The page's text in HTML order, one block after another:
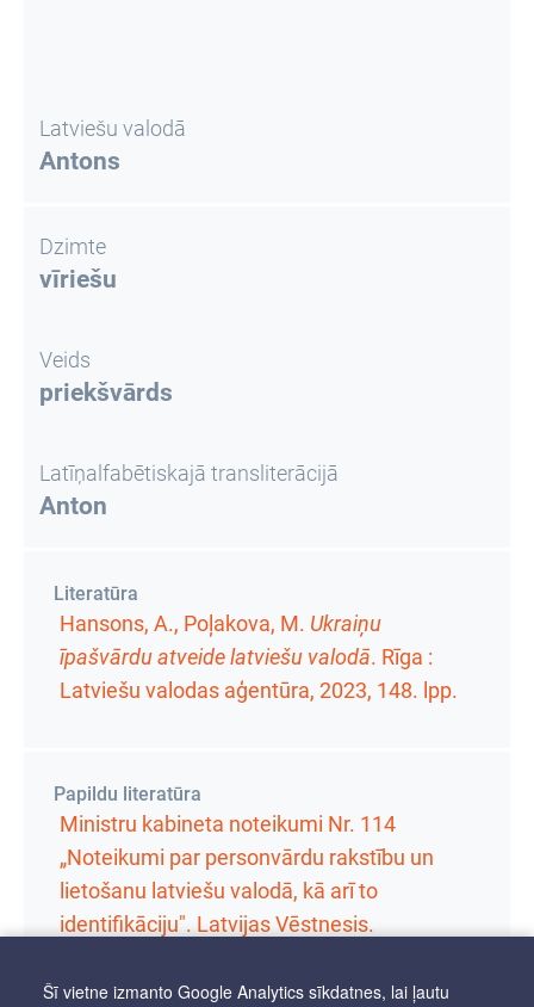
Latviešu valodā
Antons
Dzimte
vīriešu
Veids
priekšvārds
Latīņalfabētiskajā transliterācijā
Anton
Literatūra
Hansons, A., Poļakova, M. Ukraiņu
īpašvārdu atveide latviešu valodā. Rīga :
Latviešu valodas aģentūra, 2023, 148. lpp.
Papildu literatūra
Ministru kabineta noteikumi Nr. 114
„Noteikumi par personvārdu rakstību un
lietošanu latviešu valodā, kā arī to
identifikāciju". Latvijas Vēstnesis.
Šī vietne izmanto Google Analytics sīkdatnes, lai ļautu